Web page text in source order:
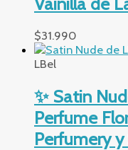
$31.990
LBel
✨ Satin
Perfume
Perfumery